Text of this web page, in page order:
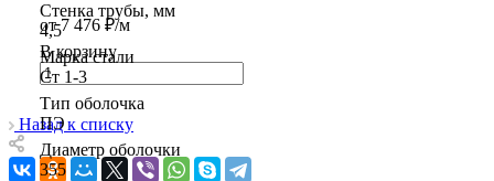
Стенка трубы, мм
4,5
Марка стали
Ст 1-3
Тип оболочка
ПЭ
Диаметр оболочки
355
от 7 476 ₽/м
В корзину
Назад к списку